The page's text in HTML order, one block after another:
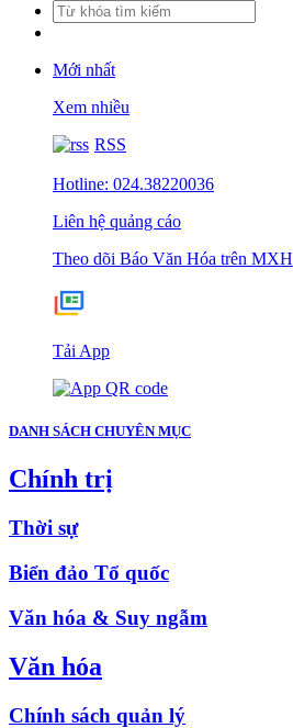
Mới nhất
Xem nhiều
RSS
Hotline: 024.38220036
Liên hệ quảng cáo
Theo dõi Báo Văn Hóa trên MXH
Tải App
DANH SÁCH CHUYÊN MỤC
Chính trị
Thời sự
Biển đảo Tổ quốc
Văn hóa & Suy ngẫm
Văn hóa
Chính sách quản lý